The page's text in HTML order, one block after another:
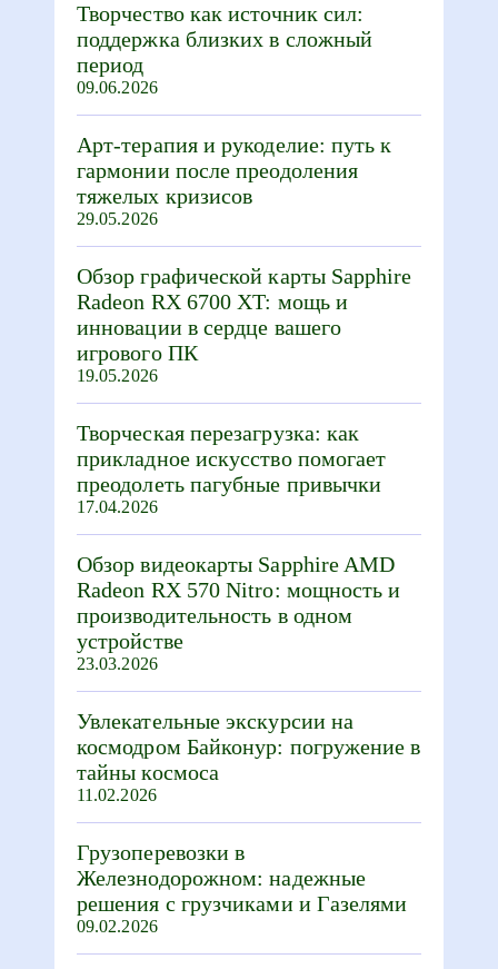
Творчество как источник сил:
поддержка близких в сложный
период
09.06.2026
Арт-терапия и рукоделие: путь к
гармонии после преодоления
тяжелых кризисов
29.05.2026
Обзор графической карты Sapphire
Radeon RX 6700 XT: мощь и
инновации в сердце вашего
игрового ПК
19.05.2026
Творческая перезагрузка: как
прикладное искусство помогает
преодолеть пагубные привычки
17.04.2026
Обзор видеокарты Sapphire AMD
Radeon RX 570 Nitro: мощность и
производительность в одном
устройстве
23.03.2026
Увлекательные экскурсии на
космодром Байконур: погружение в
тайны космоса
11.02.2026
Грузоперевозки в
Железнодорожном: надежные
решения с грузчиками и Газелями
09.02.2026